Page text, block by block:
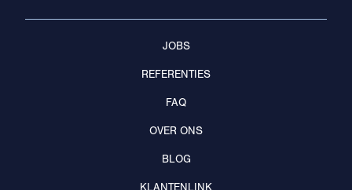
JOBS
REFERENTIES
FAQ
OVER ONS
BLOG
KLANTENLINK